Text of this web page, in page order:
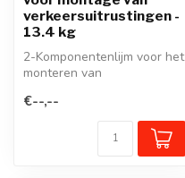
verkeersuitrustingen -
13.4 kg
2-Komponentenlijm voor het
monteren van
en andere ver...
€--,--